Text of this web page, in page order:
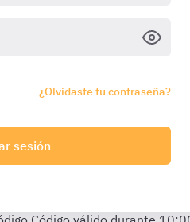
¿Olvidaste tu contraseña?
sesión